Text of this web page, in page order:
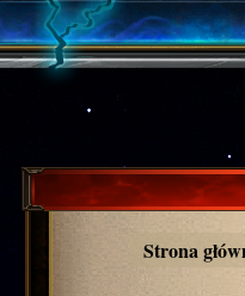
Strona